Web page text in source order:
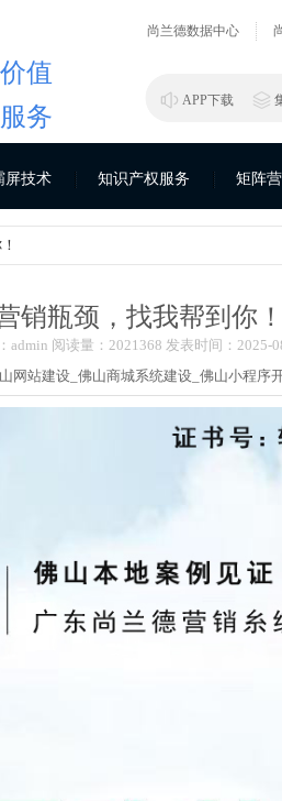
值
务
尚兰德数据中心
APP下载
屏技术 知识产权服务 矩阵
销瓶颈，找我帮到你！
admin 阅读量：2021368 发表时间：2025-
网站建设_ 佛山商城系统建设_ 佛山小程序开